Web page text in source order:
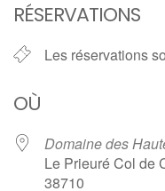
RÉSERVATIONS
Les réservations
OÙ
Domaine des
Le Prieuré Col de
38710